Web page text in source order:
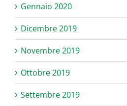
Gennaio 2020
Dicembre 2019
Novembre 2019
Ottobre 2019
Settembre 2019